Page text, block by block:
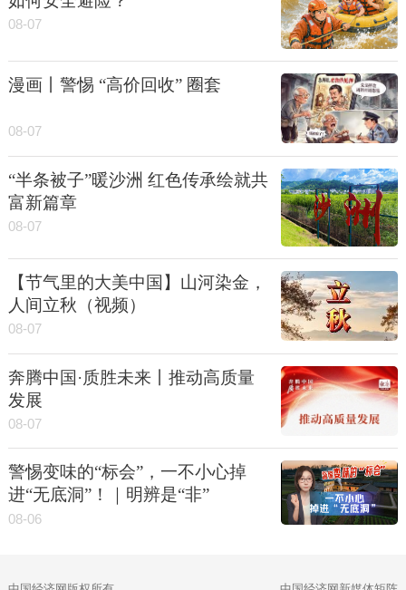
08-07
漫画丨警惕 “高价回收” 圈套
08-07
“半条被子”暖沙洲 红色传承绘就共
富新篇章
08-07
【节气里的大美中国】山河染金，
人间立秋（视频）
08-07
奔腾中国·质胜未来丨推动高质量
发展
08-07
警惕变味的“标会”，一不小心掉
进“无底洞”！｜明辨是“非”
08-06